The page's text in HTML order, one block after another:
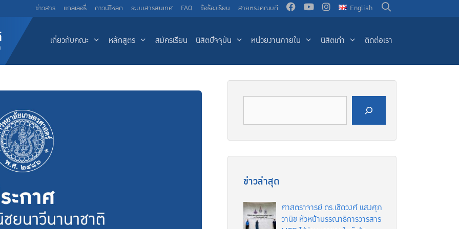
ข่าวสาร แกลเลอรี่ ดาวน์โหลด ระบบสารสนเทศ FAQ ข้อร้องเรียน สายตรงคณบดี English
เกี่ยวกับคณะ หลักสูตร สมัครเรียน นิสิตปัจจุบัน หน่วยงานภายใน นิสิตเก่า ติดต่อเรา
ข่าวล่าสุด
ศาสตราจารย์ ดร.เชิดวงศ์ แสงศุภ
วานิช หัวหน้าบรรณาธิการวารสาร